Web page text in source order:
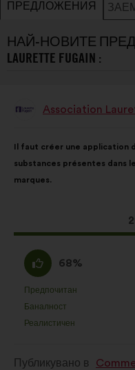
ПРЕДЛОЖЕНИЯ
НАЙ-НОВИТЕ
LAURETTE FUGAIN :
ПредложениеAssociation
на
предложението:
Il faut créer une application
substances présentes dans
marques.
разпределението
е:
Съгласен
съм
:
68%
в
Предпочитан
:пъти
Баналност
:пъти
Реалистичен
:пъти
Публикувано в